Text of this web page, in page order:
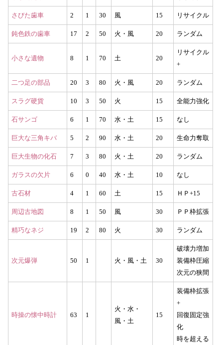
さびた歯車 2 1 30 風 15 リサイクル
鈍色鉄の歯車 17 2 50 火・風 20 ランダム
小さな遺物 8 1 70 土 20
リサイクル
+
二つ足の部品 20 3 80 火・風 20 ランダム
スラグ硬貨 10 3 50 火 15 全能力強化
石サンゴ 6 1 70 水・土 15 なし
巨大な三角キバ 5 2 90 水・土 20 生命力奪取
巨大生物の化石 7 3 80 火・土 20 ランダム
ガラスの欠片 6 0 40 水・土 10 なし
古石材 4 1 60 土 15 ＨＰ+15
周辺古地図 8 1 50 風 30 ＰＰ枠拡張
精巧なネジ 19 2 80 火 30 ランダム
次元爆弾 50 1 火・風・土 30
破壊力増加
装備枠圧縮
次元の狭間
時操の懐中時計 63 1
火・水・
風・土
15
装備枠拡張
+
回復固定強
化
時を超える